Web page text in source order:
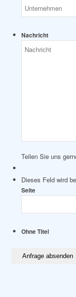
Nachricht
Teilen Sie uns
Dieses Feld wird
Seite
Ohne Titel